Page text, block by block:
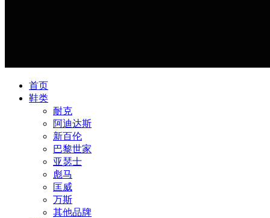
首页
鞋类
耐克
阿迪达斯
新百伦
巴黎世家
亚瑟士
彪马
匡威
万斯
其他品牌